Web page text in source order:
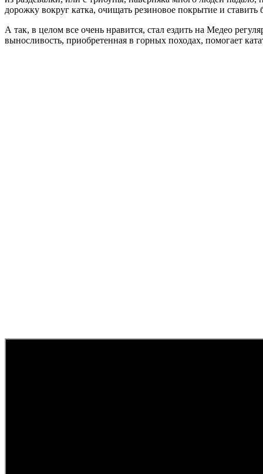
дорожку вокруг катка, очищать резиновое покрытие и ставить
А так, в целом все очень нравится, стал ездить на Медео
выносливость, приобретенная в горных походах, помогает